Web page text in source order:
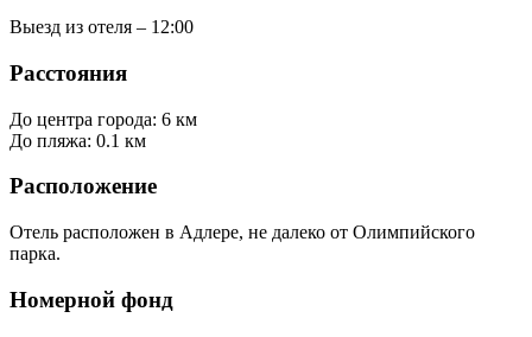
Выезд из отеля – 12:00
Расстояния
До центра города: 6 км
До пляжа: 0.1 км
Расположение
Отель расположен в Адлере, не далеко от Олимпийского
парка.
Номерной фонд